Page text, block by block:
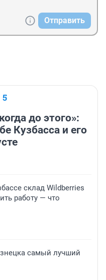
Отправить
до этого»:
Кузбасса и его
склад Wildberries
работу — что
самый лучший